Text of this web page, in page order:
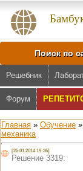
Поиск по
Решебник
Форум
Главная » Обучение »
механика
[25.01.2014 19:36]
Решение 3319: